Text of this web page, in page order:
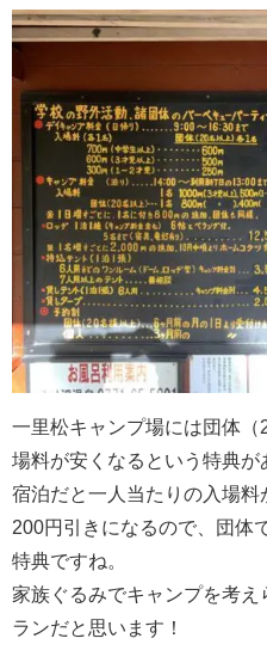
一里松キャンプ場には団体
場料が安くなるという特典が
宿泊だと一人当たりの入場
200円引きになるので、団体
特典ですね。
家族ぐるみでキャンプを考
ランだと思います！